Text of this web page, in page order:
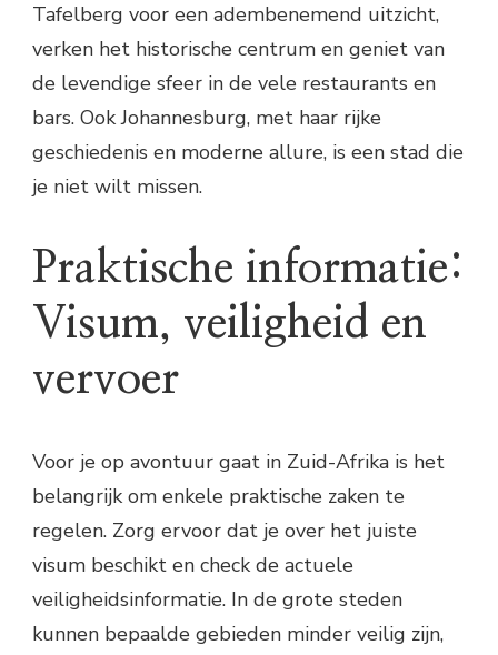
Tafelberg voor een adembenemend uitzicht,
verken het historische centrum en geniet van
de levendige sfeer in de vele restaurants en
bars. Ook Johannesburg, met haar rijke
geschiedenis en moderne allure, is een stad die
je niet wilt missen.
Praktische informatie:
Visum, veiligheid en
vervoer
Voor je op avontuur gaat in Zuid-Afrika is het
belangrijk om enkele praktische zaken te
regelen. Zorg ervoor dat je over het juiste
visum beschikt en check de actuele
veiligheidsinformatie. In de grote steden
kunnen bepaalde gebieden minder veilig zijn,